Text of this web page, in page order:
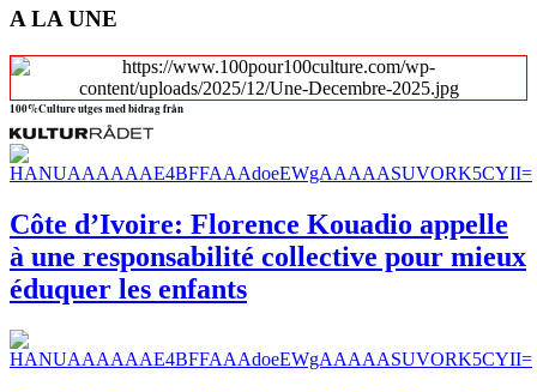
A LA UNE
100%Culture utges med bidrag från
Côte d’Ivoire: Florence Kouadio appelle
à une responsabilité collective pour mieux
éduquer les enfants